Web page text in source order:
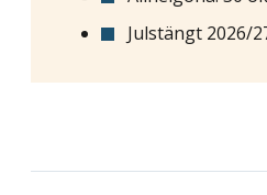
Julstängt 2026/